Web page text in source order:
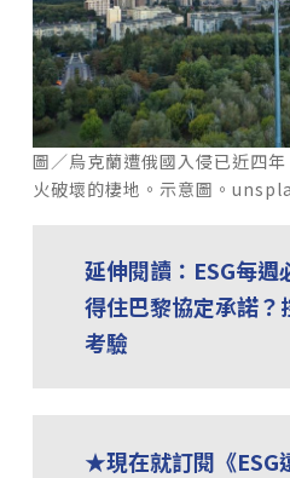
圖／烏克蘭遭俄國入侵已近四
火破壞的棲地。示意圖。
延伸閱讀：ESG每週
得住巴黎協定承諾？
考驗
★現在就訂閱《ESG